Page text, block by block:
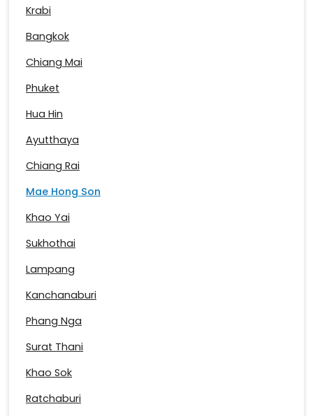
Krabi
Bangkok
Chiang Mai
Phuket
Hua Hin
Ayutthaya
Chiang Rai
Mae Hong Son
Khao Yai
Sukhothai
Lampang
Kanchanaburi
Phang Nga
Surat Thani
Khao Sok
Ratchaburi